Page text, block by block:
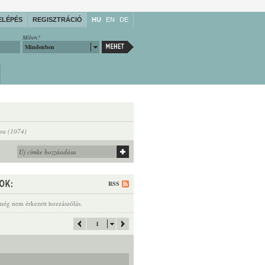
REGISZTRÁCIÓ HU EN DE
Miben?
Mindenben
(1074)
RSS
nem érkezett hozzászólás.
1